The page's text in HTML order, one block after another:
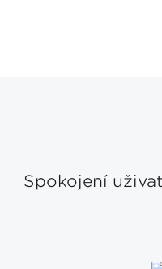
Spokojení